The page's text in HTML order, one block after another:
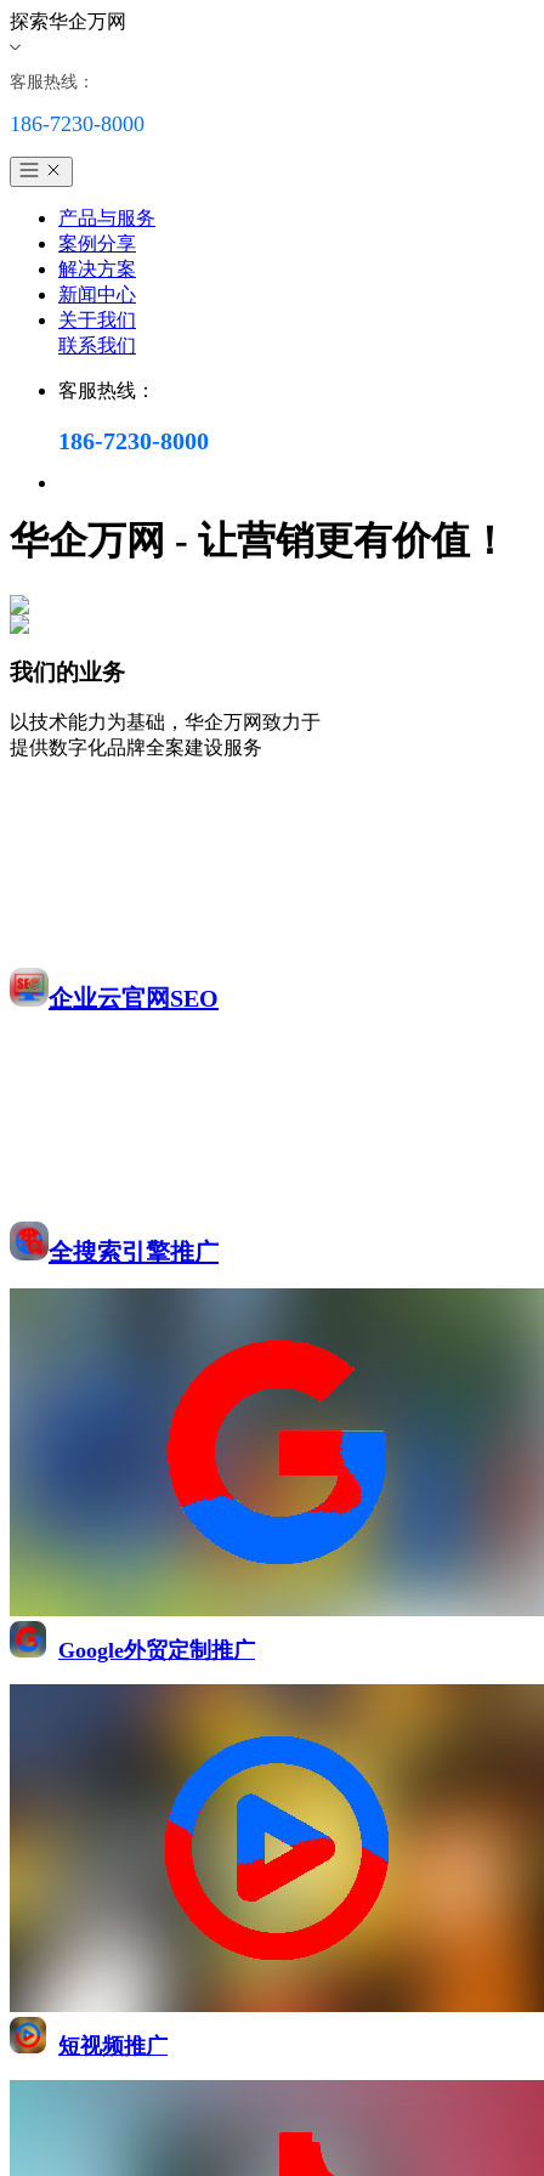
探索华企万网
客服热线：
186-7230-8000
产品与服务
案例分享
解决方案
新闻中心
关于我们
联系我们
客服热线：
186-7230-8000
华企万网 - 让营销更有价值！
我们的业务
以技术能力为基础，华企万网致力于
提供数字化品牌全案建设服务
企业云官网SEO
全搜索引擎推广
Google外贸定制推广
短视频推广